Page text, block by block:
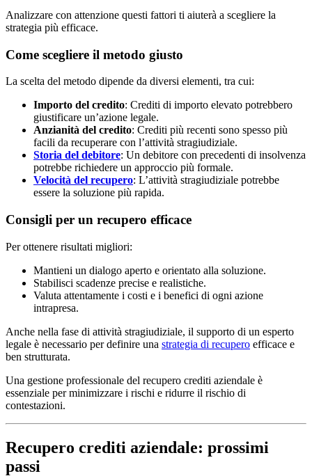
Analizzare con attenzione questi fattori ti aiuterà a scegliere la
strategia più efficace.
Come scegliere il metodo giusto
La scelta del metodo dipende da diversi elementi, tra cui:
Importo del credito: Crediti di importo elevato potrebbero
giustificare un’azione legale.
Anzianità del credito: Crediti più recenti sono spesso più
facili da recuperare con l’attività stragiudiziale.
Storia del debitore: Un debitore con precedenti di insolvenza
potrebbe richiedere un approccio più formale.
Velocità del recupero: L’attività stragiudiziale potrebbe
essere la soluzione più rapida.
Consigli per un recupero efficace
Per ottenere risultati migliori:
Mantieni un dialogo aperto e orientato alla soluzione.
Stabilisci scadenze precise e realistiche.
Valuta attentamente i costi e i benefici di ogni azione
intrapresa.
Anche nella fase di attività stragiudiziale, il supporto di un esperto
legale è necessario per definire una strategia di recupero efficace e
ben strutturata.
Una gestione professionale del recupero crediti aziendale è
essenziale per minimizzare i rischi e ridurre il rischio di
contestazioni.
Recupero crediti aziendale: prossimi
passi